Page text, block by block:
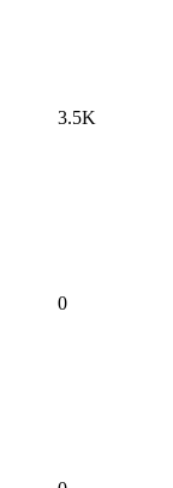
3.5K
0